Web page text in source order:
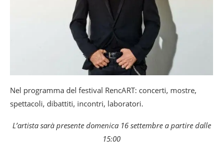
Nel programma del festival RencART: concerti, mostre,
spettacoli, dibattiti, incontri, laboratori.
L’artista sarà presente domenica 16 settembre a partire dalle
15:00